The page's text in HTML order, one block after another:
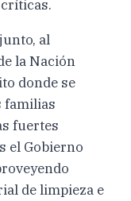
al
la Nación
donde se
familias
fuertes
el Gobierno
de limpieza e